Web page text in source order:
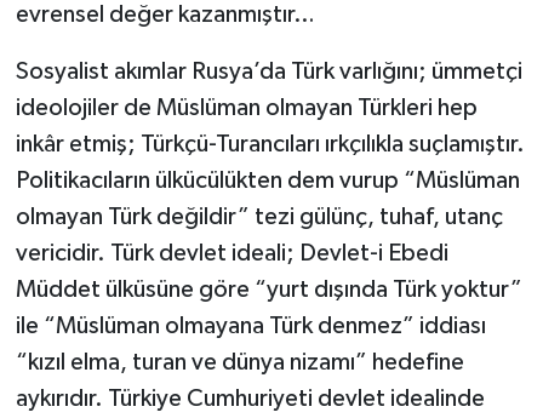
evrensel değer kazanmıştır…
Sosyalist akımlar Rusya’da Türk varlığını; ümmetçi
ideolojiler de Müslüman olmayan Türkleri hep
inkâr etmiş; Türkçü-Turancıları ırkçılıkla suçlamıştır.
Politikacıların ülkücülükten dem vurup “Müslüman
olmayan Türk değildir” tezi gülünç, tuhaf, utanç
vericidir. Türk devlet ideali; Devlet-i Ebedi
Müddet ülküsüne göre “yurt dışında Türk yoktur”
ile “Müslüman olmayana Türk denmez” iddiası
“kızıl elma, turan ve dünya nizamı” hedefine
aykırıdır. Türkiye Cumhuriyeti devlet idealinde